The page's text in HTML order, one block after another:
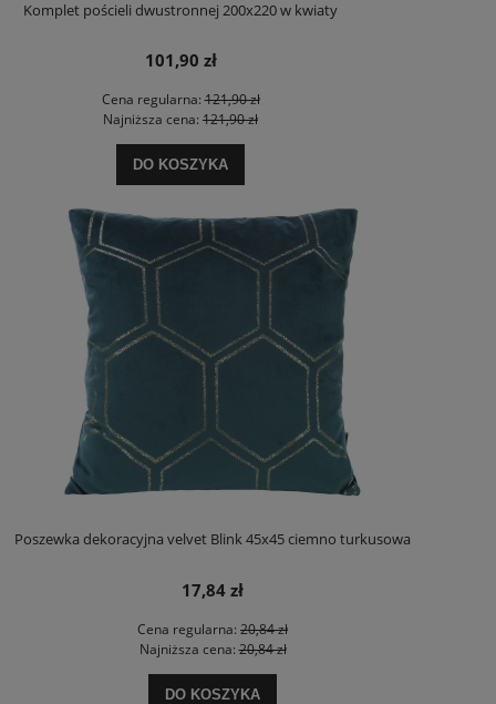
Komplet pościeli dwustronnej 200x220 w kwiaty
101,90 zł
Cena regularna:121,90 zł
Najniższa cena: 121,90 zł
DO KOSZYKA
Poszewka dekoracyjna velvet Blink 45x45 ciemno turkusowa
17,84 zł
Cena regularna: 20,84 zł
Najniższa cena:20,84 zł
DO KOSZYKA